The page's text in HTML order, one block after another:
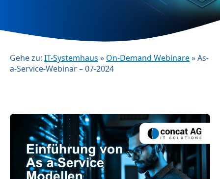
Gehe zu: IT-Systemhaus » On-Demand Webinare»As-
a-Service-Webinar – 07-2024